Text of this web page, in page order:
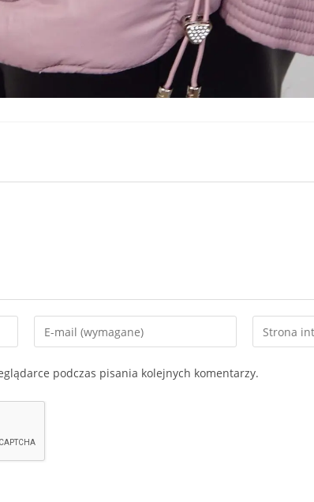
Enter
your
address
to
Enter
your
URL
podczas pisania kolejnych komentarzy.